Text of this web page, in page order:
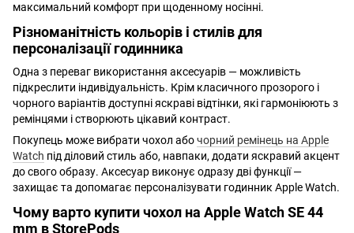
максимальний комфорт при щоденному носінні.
Різноманітність кольорів і стилів для
персоналізації годинника
Одна з переваг використання аксесуарів — можливість
підкреслити індивідуальність. Крім класичного прозорого і
чорного варіантів доступні яскраві відтінки, які гармоніюють з
ремінцями і створюють цікавий контраст.
Покупець може вибрати чохол абочорний ремінець на Apple
Watch під діловий стиль або, навпаки, додати яскравий акцент
до свого образу. Аксесуар виконує одразу дві функції —
захищає та допомагає персоналізувати годинник Apple Watch.
Чому варто купити чохол на Apple Watch SE 44
mm в StorePods